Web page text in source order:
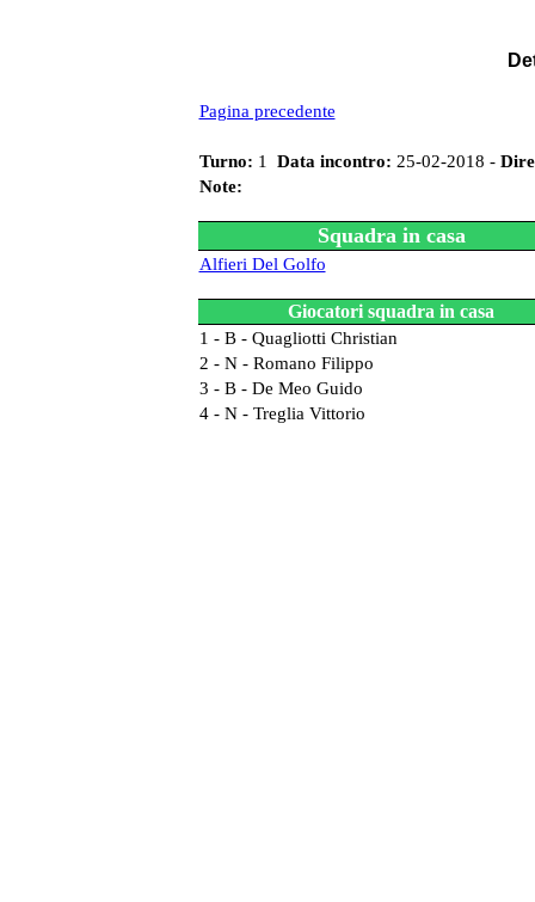
Pagina precedente
Turno: 1 Data incontro: 25-02-2018 -
Note:
Squadra in casa
Alfieri Del Golfo
Giocatori squadra in casa
1 - B - Quagliotti Christian
2 - N - Romano Filippo
3 - B - De Meo Guido
4 - N - Treglia Vittorio